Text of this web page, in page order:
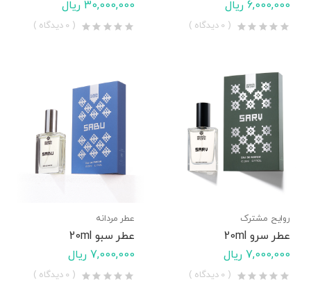
6,000,000 ریال
( 0 دیدگاه )
30,000,000 ریال
( 0 دیدگاه )
روایح مشترک
عطر سرو 20ml
7,000,000 ریال
( 0 دیدگاه )
عطر مردانه
عطر سبو 20ml
7,000,000 ریال
( 0 دیدگاه )